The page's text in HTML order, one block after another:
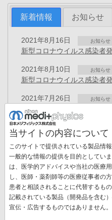
新着情報 お知らせ
2021年8月16日 お知らせ
新型コロナウイルス感染者
2021年8月10日 お知らせ
新型コロナウイルス感染者
2021年7月26日 お知らせ
新型コロナウイルス感染者
2021年7月19日
新型コロナウイルス感染者発
2021年7月01日 プレスリリ
役員異動および人事異動の
ペ
ー
ジ
送
り
先
頭
« 最初
前
ペ
‹‹
ペ
ー
10
ペ
ー
11
ペ
16
ペ
17
ペ
18
次
››
当サイトの内容について
このサイトで提供されている製品情
一般的な情報の提供を目的としてい
は、医学的アドバイスや当社の医療
し、医師・薬剤師等の医療従事者の
患者と相談されることに代替するも
記載されている製品（開発品を含む
宣伝・広告するものではありません。